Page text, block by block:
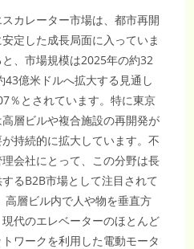
カレーター市場は、都市再開
定した成長局面に入っていま
、市場規模は2025年の約32
億米ドルへ拡大する見通し
％とされています。特に東京
層ビルや複合施設の再開発が
持続的に拡大しています。不
会社にとって、この分野は長
るB2B市場として注目されて
高層ビル内で人や物を垂直方
代のエレベーターのほとんど
ワークを利用した電動モータ